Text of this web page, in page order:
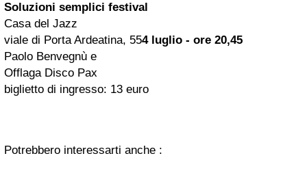
Soluzioni semplici festival
Casa del Jazz
viale di Porta Ardeatina, 554 luglio - ore 20,45
Paolo Benvegnù e
Offlaga Disco Pax
biglietto di ingresso: 13 euro
Potrebbero interessarti anche :